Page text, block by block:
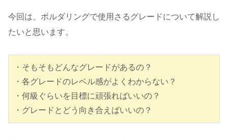
今回は、ボルダリングで使用さるグレードについて解説し
たいと思います。
・そもそもどんなグレードがあるの？
・各グレードのレベル感がよくわからない？
・何級ぐらいを目標に頑張ればいいの？
・グレードとどう向き合えばいいの？